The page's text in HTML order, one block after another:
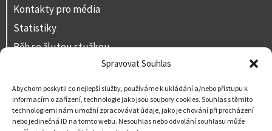
Spravovat Souhlas
Abychom poskytli co nejlepší služby, používáme k ukládání a/nebo přístupu k
informacím o zařízení, technologie jako jsou soubory cookies. Souhlas s těmito
technologiemi nám umožní zpracovávat údaje, jako je chování při procházení
nebo jedinečná ID na tomto webu. Nesouhlas nebo odvolání souhlasu může
Kontakty pro média
Statistiky
Běh se žlutou stužkou
Prohlášení o přístupnosti
Napište nám